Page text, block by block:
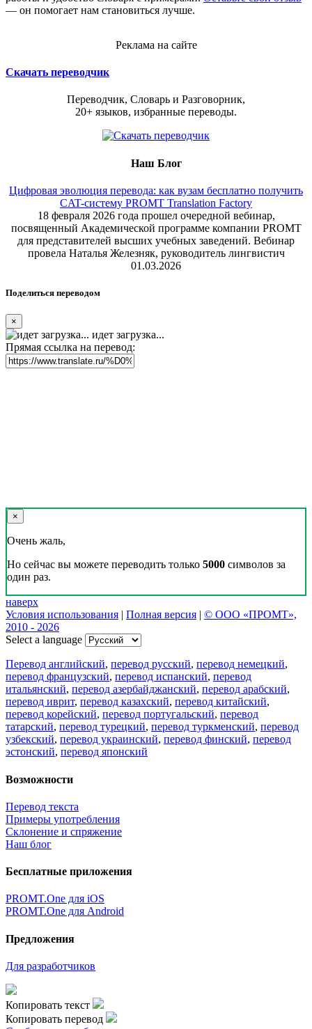
— он помогает нам становиться лучше.
Реклама на сайте
Скачать переводчик
Переводчик, Словарь и Разговорник,
20+ языков, избранные переводы.
Наш Блог
Цифровая эволюция перевода: как вузам бесплатно получить
CAT-систему PROMT Translation Factory
18 февраля 2026 года прошел очередной вебинар,
посвященный Академической программе компании PROMT
для представителей высших учебных заведений. Вебинар
провела Наталья Железняк, руководитель лингвистич
01.03.2026
Поделиться переводом
×
идет загрузка...
Прямая ссылка на перевод:
×
Очень жаль,
Но сейчас вы можете переводить только 5000 символов за
один раз.
наверх
Условия использования | Полная версия | © ООО «ПРОМТ»,
2010 - 2026
Select a language
Перевод английский, перевод русский, перевод немецкий,
перевод французский, перевод испанский, перевод
итальянский, перевод азербайджанский, перевод арабский,
перевод иврит, перевод казахский, перевод китайский,
перевод корейский, перевод португальский, перевод
татарский, перевод турецкий, перевод туркменский, перевод
узбекский, перевод украинский, перевод финский, перевод
эстонский, перевод японский
Возможности
Перевод текста
Примеры употребления
Склонение и спряжение
Наш блог
Бесплатные приложения
PROMT.One для iOS
PROMT.One для Android
Предложения
Для разработчиков
Копировать текст
Копировать перевод